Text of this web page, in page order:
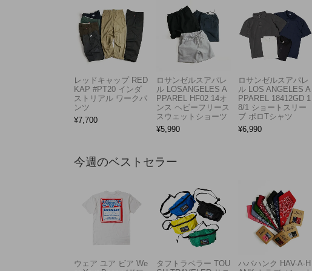
レッドキャップ RED
KAP #PT20 インダ
ストリアル ワークパ
ンツ
¥7,700
ロサンゼルスアパレ
ル LOSANGELES A
PPAREL HF02 14オ
ンス ヘビーフリース
スウェットショーツ
¥5,990
ロサンゼルスアパレ
ル LOS ANGELES A
PPAREL 18412GD 1
8/1 ショートスリー
ブ ポロTシャツ
¥6,990
今週のベストセラー
ウェア ユア ビア We
タフトラベラー TOU
ハバハンク HAV-A-H